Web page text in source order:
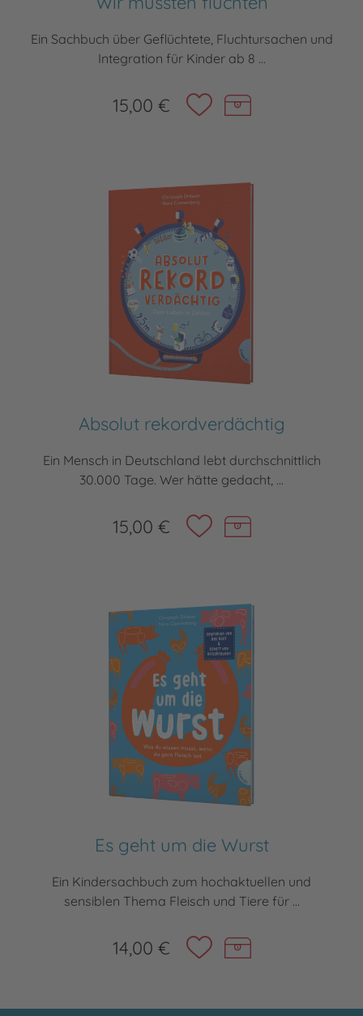
Ein Sachbuch über Geflüchtete, Fluchtursachen und
Integration für Kinder ab 8 ...
15,00 €
Absolut rekordverdächtig
Ein Mensch in Deutschland lebt durchschnittlich
30.000 Tage. Wer hätte gedacht, ...
15,00 €
Es geht um die Wurst
Ein Kindersachbuch zum hochaktuellen und
sensiblen Thema Fleisch und Tiere für ...
14,00 €